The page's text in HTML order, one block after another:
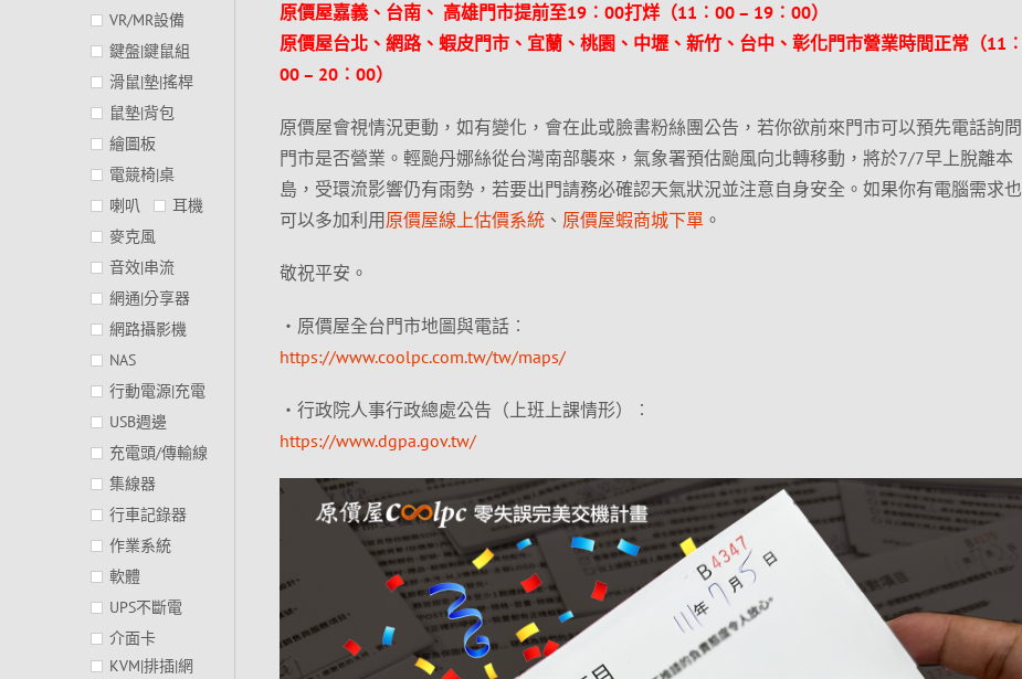
原價屋嘉義、台南、 高雄門市提前至19︰00打烊（11︰00 – 19︰00）
原價屋台北、網路、蝦皮門市、宜蘭、桃園、中壢、新竹、台中、彰化門市營業時間正常（11︰
00 – 20︰00）
原價屋會視情況更動，如有變化，會在此或臉書粉絲團公告，若你欲前來門市可以預先電話詢問
門市是否營業。輕颱丹娜絲從台灣南部襲來，氣象署預估颱風向北轉移動，將於7/7早上脫離本
島，受環流影響仍有雨勢，若要出門請務必確認天氣狀況並注意自身安全。如果你有電腦需求也
可以多加利用 原價屋線上估價系統、 原價屋蝦商城下單。
敬祝平安。
‧原價屋全台門市地圖與電話︰
https://www.coolpc.com.tw/tw/maps/
‧行政院人事行政總處公告（上班上課情形）︰
https://www.dgpa.gov.tw/
VR/MR設備
鍵盤|鍵鼠組
滑鼠|墊|搖桿
鼠墊|背包
繪圖板
電競椅|桌
喇叭
耳機
麥克風
音效|串流
網通|分享器
網路攝影機
NAS
行動電源|充電
USB週邊
充電頭/傳輸線
集線器
行車記錄器
作業系統
軟體
UPS不斷電
介面卡
KVM|排插|網